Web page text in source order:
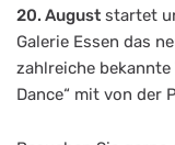
20. August startet
Galerie Essen das
zahlreiche bekannte
Dance“ mit von der